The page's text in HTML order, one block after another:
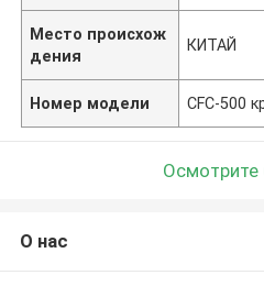
Место происхож
дения
КИТАЙ
Номер модели CFC-500
О нас